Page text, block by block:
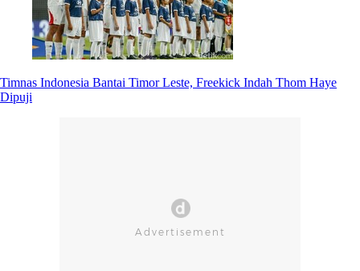
Timnas Indonesia Bantai Timor Leste, Freekick Indah Thom Haye
Dipuji